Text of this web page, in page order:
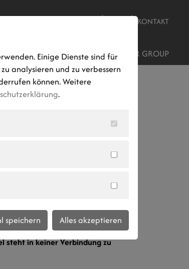
KONTAKT
STANDORTE AUMER GROUP
steht in keiner Verbindung zu
Einige Dienste sind für
analysieren und zu verbessern
können. Weitere
.
speichern Alles akzeptieren